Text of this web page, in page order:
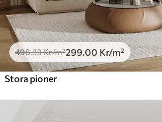
498.33Kr/m²299 .00 Kr/m²
Stora pioner